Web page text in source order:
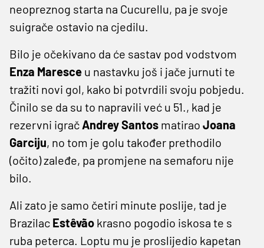
neopreznog starta na Cucurellu, pa je svoje
suigrače ostavio na cjedilu.
Bilo je očekivano da će sastav pod vodstvom
Enza Maresce u nastavku još i jače jurnuti te
tražiti novi gol, kako bi potvrdili svoju pobjedu.
Činilo se da su to napravili već u 51., kad je
rezervni igrač Andrey Santos matirao Joana
Garciju, no tom je golu također prethodilo
(očito) zaleđe, pa promjene na semaforu nije
bilo.
Ali zato je samo četiri minute poslije, tad je
Brazilac Estêvão krasno pogodio iskosa te s
ruba peterca. Loptu mu je proslijedio kapetan